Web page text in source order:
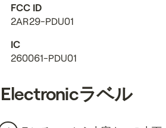
FCC ID
2AR29-PDU01
IC
260061-PDU01
Electronicラベル